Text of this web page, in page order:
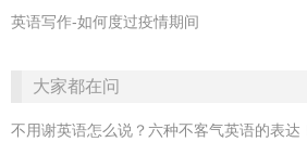
英语写作-如何度过疫情期间
大家都在问
不用谢英语怎么说？六种不客气英语的表达